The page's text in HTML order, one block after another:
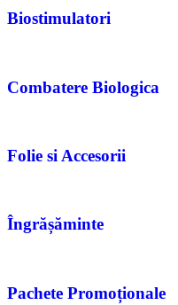
Biostimulatori
Combatere Biologica
Folie si Accesorii
Îngrășăminte
Pachete Promoționale